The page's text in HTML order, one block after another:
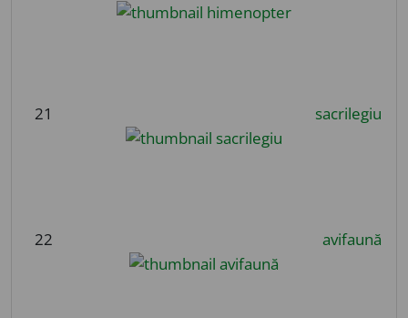
21 sacrilegiu
22 avifaună